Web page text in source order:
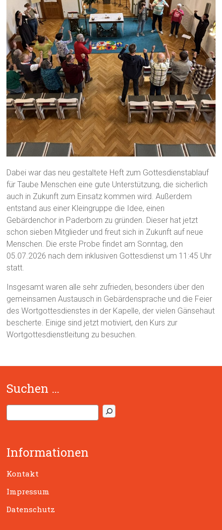
Dabei war das neu gestaltete Heft zum Gottesdienstablauf
für Taube Menschen eine gute Unterstützung, die sicherlich
auch in Zukunft zum Einsatz kommen wird. Außerdem
entstand aus einer Kleingruppe die Idee, einen
Gebärdenchor in Paderborn zu gründen. Dieser hat jetzt
schon sieben Mitglieder und freut sich in Zukunft auf neue
Menschen. Die erste Probe findet am Sonntag, den
05.07.2026 nach dem inklusiven Gottesdienst um 11:45 Uhr
statt.
Insgesamt waren alle sehr zufrieden, besonders über den
gemeinsamen Austausch in Gebärdensprache und die Feier
des Wortgottesdienstes in der Kapelle, der vielen Gänsehaut
bescherte. Einige sind jetzt motiviert, den Kurs zur
Wortgottesdienstleitung zu besuchen.
Suchen …
u
e
n
Informationen
Kontakt
Impressum
Datenschutz